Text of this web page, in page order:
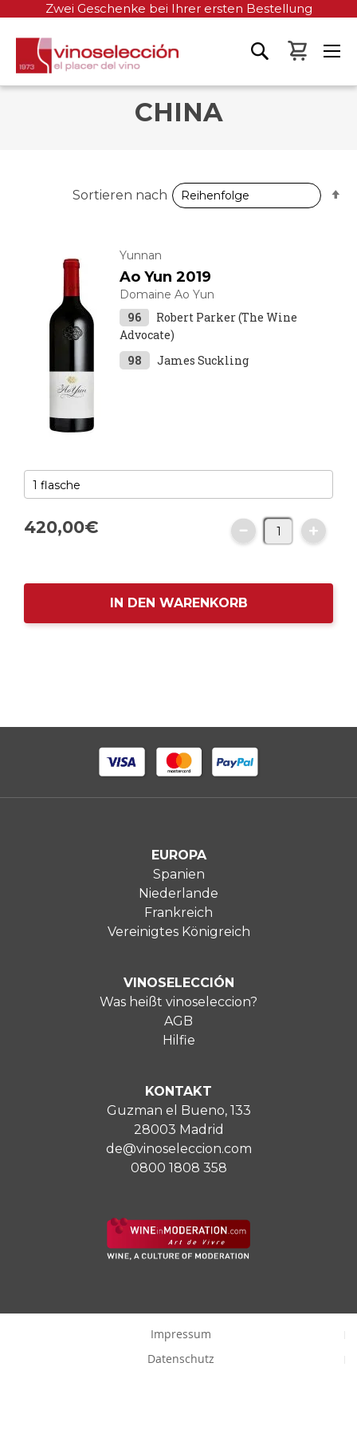
Zwei Geschenke bei Ihrer ersten Bestellung
Mein
CHINA
Yunnan
Ao Yun 2019
Domaine Ao Yun
96
Robert Parker (The Wine
Advocate)
98
James Suckling
420,00€
IN DEN WARENKORB
Sortieren nach
EUROPA
Spanien
Niederlande
Frankreich
Vereinigtes Königreich
VINOSELECCIÓN
Was heißt vinoseleccion?
AGB
Hilfie
KONTAKT
Guzman el Bueno, 133
28003 Madrid
de@vinoseleccion.com
0800 1808 358
Impressum
Datenschutz